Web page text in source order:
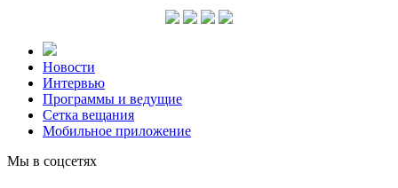
Новости
Интервью
Программы и ведущие
Сетка вещания
Мобильное приложение
Мы в соцсетях